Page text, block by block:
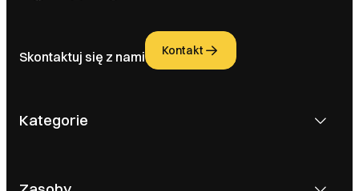
Skontaktuj się z nami Kontakt
Kategorie